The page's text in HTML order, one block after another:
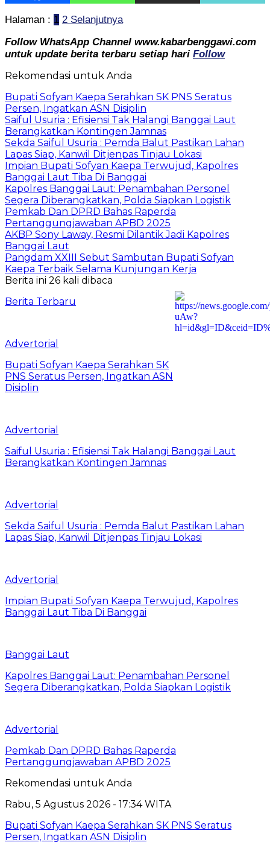
Halaman : 1 2 Selanjutnya
Follow WhatsApp Channel www.kabarbenggawi.com
untuk update berita terbaru setiap hari Follow
Rekomendasi untuk Anda
Bupati Sofyan Kaepa Serahkan SK PNS Seratus
Persen, Ingatkan ASN Disiplin
Saiful Usuria : Efisiensi Tak Halangi Banggai Laut
Berangkatkan Kontingen Jamnas
Sekda Saiful Usuria : Pemda Balut Pastikan Lahan
Lapas Siap, Kanwil Ditjenpas Tinjau Lokasi
Impian Bupati Sofyan Kaepa Terwujud, Kapolres
Banggai Laut Tiba Di Banggai
Kapolres Banggai Laut: Penambahan Personel
Segera Diberangkatkan, Polda Siapkan Logistik
Pemkab Dan DPRD Bahas Raperda
Pertanggungjawaban APBD 2025
AKBP Sony Laway, Resmi Dilantik Jadi Kapolres
Banggai Laut
Pangdam XXIII Sebut Sambutan Bupati Sofyan
Kaepa Terbaik Selama Kunjungan Kerja
Berita ini 26 kali dibaca
Berita Terbaru
Advertorial
Bupati Sofyan Kaepa Serahkan SK
PNS Seratus Persen, Ingatkan ASN
Disiplin
Advertorial
Saiful Usuria : Efisiensi Tak Halangi Banggai Laut
Berangkatkan Kontingen Jamnas
Advertorial
Sekda Saiful Usuria : Pemda Balut Pastikan Lahan
Lapas Siap, Kanwil Ditjenpas Tinjau Lokasi
Advertorial
Impian Bupati Sofyan Kaepa Terwujud, Kapolres
Banggai Laut Tiba Di Banggai
Banggai Laut
Kapolres Banggai Laut: Penambahan Personel
Segera Diberangkatkan, Polda Siapkan Logistik
Advertorial
Pemkab Dan DPRD Bahas Raperda
Pertanggungjawaban APBD 2025
Rekomendasi untuk Anda
Rabu, 5 Agustus 2026 - 17:34 WITA
Bupati Sofyan Kaepa Serahkan SK PNS Seratus
Persen, Ingatkan ASN Disiplin